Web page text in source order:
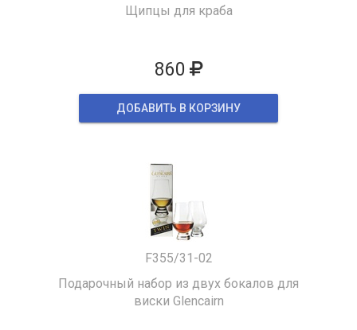
Щипцы для краба
860
ДОБАВИТЬ В КОРЗИНУ
F355/31-02
Подарочный набор из двух бокалов для
виски Glencairn